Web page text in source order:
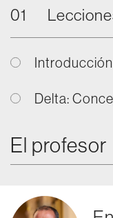
01
Introducción
Delta:
El profesor